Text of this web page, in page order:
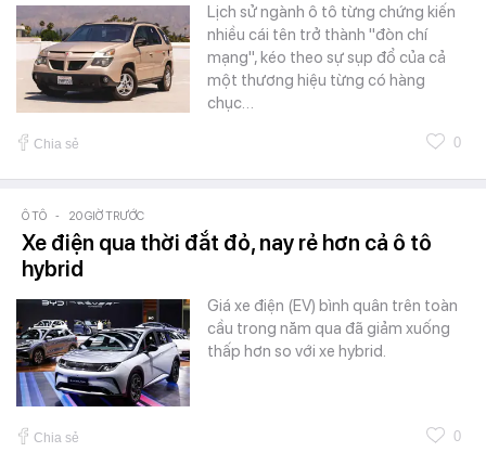
Lịch sử ngành ô tô từng chứng kiến
nhiều cái tên trở thành "đòn chí
mạng", kéo theo sự sụp đổ của cả
một thương hiệu từng có hàng
chục…
Chia sẻ 0
Ô TÔ - 20 GIỜ TRƯỚC
Xe điện qua thời đắt đỏ, nay rẻ hơn cả ô tô
hybrid
Giá xe điện (EV) bình quân trên toàn
cầu trong năm qua đã giảm xuống
thấp hơn so với xe hybrid.
Chia sẻ 0